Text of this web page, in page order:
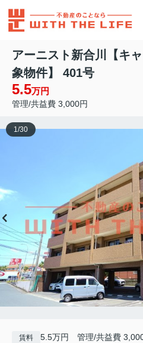
アーニスト新合川【キ
象物件】 401号
5.5万円
管理/共益費 3,000円
1/30
賃料 5.5万円 管理/共益費